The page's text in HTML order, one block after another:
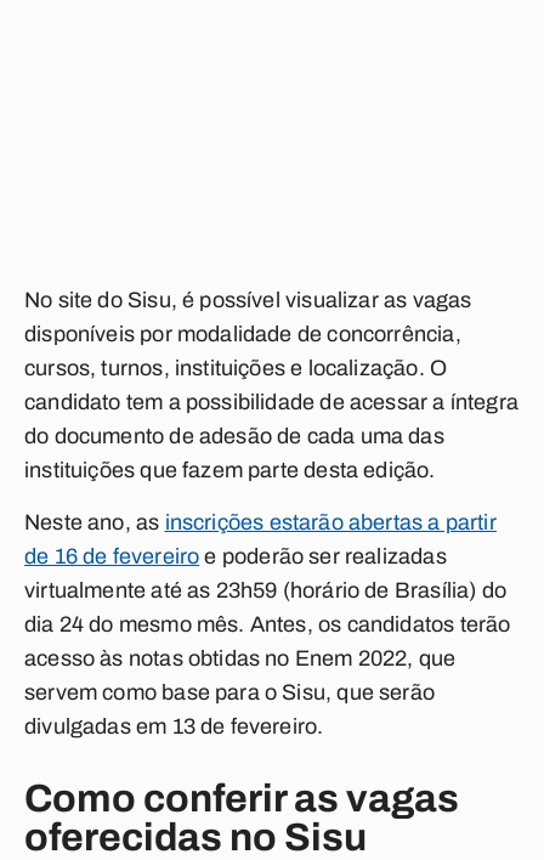
No site do Sisu, é possível visualizar as vagas
disponíveis por modalidade de concorrência,
cursos, turnos, instituições e localização. O
candidato tem a possibilidade de acessar a íntegra
do documento de adesão de cada uma das
instituições que fazem parte desta edição.
Neste ano, as inscrições estarão abertas a partir
de 16 de fevereiro e poderão ser realizadas
virtualmente até as 23h59 (horário de Brasília) do
dia 24 do mesmo mês. Antes, os candidatos terão
acesso às notas obtidas no Enem 2022, que
servem como base para o Sisu, que serão
divulgadas em 13 de fevereiro.
Como conferir as vagas
oferecidas no Sisu